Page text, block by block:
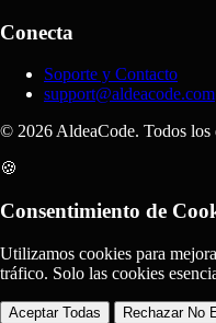
Conecta
Soporte y Contacto
support@aldeacode.com
© 2026 AldeaCode. Todos los
🍪
Consentimiento de
Utilizamos cookies para
tráfico. Solo las cookies
Aceptar Todas
Rechazar No